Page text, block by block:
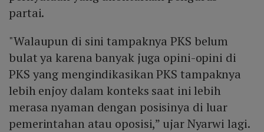
partai.
"Walaupun di sini tampaknya PKS belum
bulat ya karena banyak juga opini-opini di
PKS yang mengindikasikan PKS tampaknya
lebih enjoy dalam konteks saat ini lebih
merasa nyaman dengan posisinya di luar
pemerintahan atau oposisi,” ujar Nyarwi lagi.